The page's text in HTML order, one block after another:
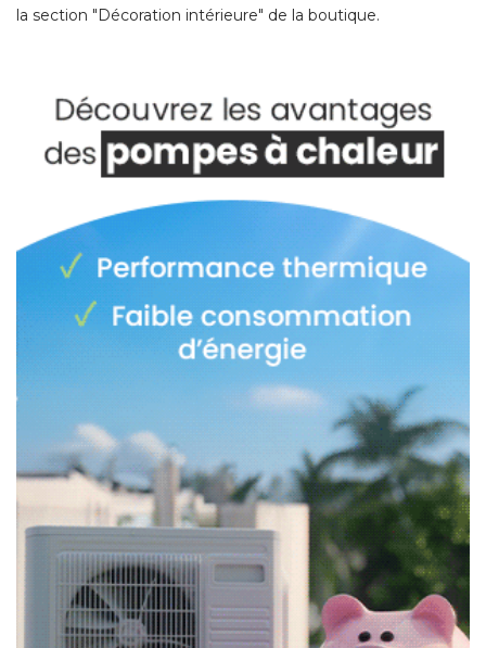
la section "Décoration intérieure" de la boutique.